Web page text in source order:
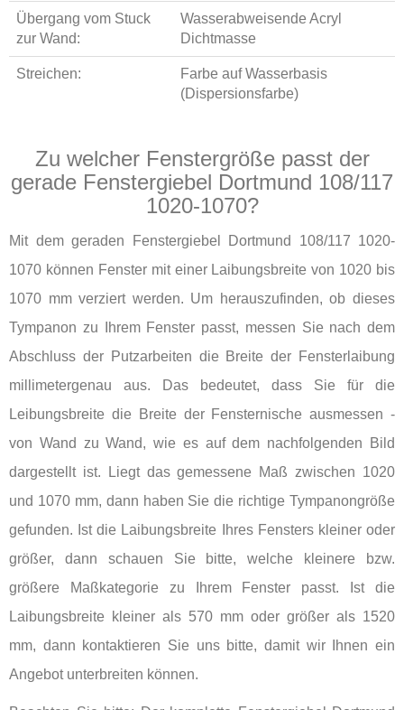
Übergang vom Stuck
zur Wand:
Wasserabweisende Acryl
Dichtmasse
Streichen:
Farbe auf Wasserbasis
(Dispersionsfarbe)
Zu welcher Fenstergröße passt der
gerade Fenstergiebel Dortmund 108/117
1020-1070?
Mit dem geraden Fenstergiebel Dortmund 108/117 1020-
1070 können Fenster mit einer Laibungsbreite von 1020 bis
1070 mm verziert werden. Um herauszufinden, ob dieses
Tympanon zu Ihrem Fenster passt, messen Sie nach dem
Abschluss der Putzarbeiten die Breite der Fensterlaibung
millimetergenau aus. Das bedeutet, dass Sie für die
Leibungsbreite die Breite der Fensternische ausmessen -
von Wand zu Wand, wie es auf dem nachfolgenden Bild
dargestellt ist. Liegt das gemessene Maß zwischen 1020
und 1070 mm, dann haben Sie die richtige Tympanongröße
gefunden. Ist die Laibungsbreite Ihres Fensters kleiner oder
größer, dann schauen Sie bitte, welche kleinere bzw.
größere Maßkategorie zu Ihrem Fenster passt. Ist die
Laibungsbreite kleiner als 570 mm oder größer als 1520
mm, dann kontaktieren Sie uns bitte, damit wir Ihnen ein
Angebot unterbreiten können.